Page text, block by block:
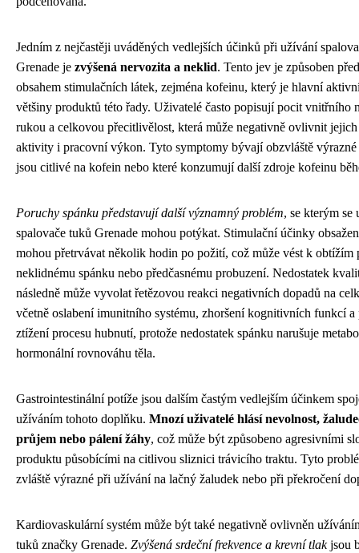
Jedním z nejčastěji uváděných vedlejších účinků při užívání
Grenade je zvýšená nervozita a neklid. Tento jev je způsoben
obsahem stimulačních látek, zejména kofeinu, který je hlavní
většiny produktů této řady. Uživatelé často popisují pocit vnitřního
rukou a celkovou přecitlivělost, která může negativně ovlivnit
aktivity i pracovní výkon. Tyto symptomy bývají obzvláště výrazné
jsou citlivé na kofein nebo které konzumují další zdroje kofeinu
Poruchy spánku představují další významný problém, se kterým se
spalovače tuků Grenade mohou potýkat. Stimulační účinky
mohou přetrvávat několik hodin po požití, což může vést k obtížím
neklidnému spánku nebo předčasnému probuzení. Nedostatek
následně může vyvolat řetězovou reakci negativních dopadů na
včetně oslabení imunitního systému, zhoršení kognitivních funkcí a
ztížení procesu hubnutí, protože nedostatek spánku narušuje
hormonální rovnováhu těla.
Gastrointestinální potíže jsou dalším častým vedlejším účinkem
užíváním tohoto doplňku. Mnozí uživatelé hlásí nevolnost,
průjem nebo pálení žáhy, což může být způsobeno agresivními
produktu působícími na citlivou sliznici trávicího traktu. Tyto
zvláště výrazné při užívání na lačný žaludek nebo při překročení
Kardiovaskulární systém může být také negativně ovlivněn
tuků značky Grenade. Zvýšená srdeční frekvence a krevní tlakjsou